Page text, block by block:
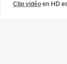
Clip vidéo en HD